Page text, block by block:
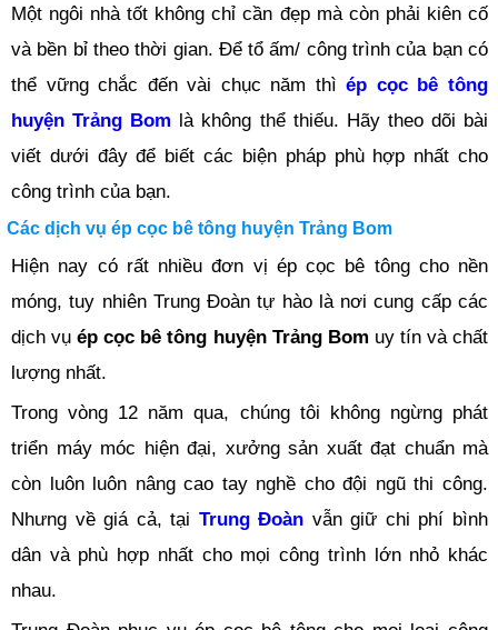
Một ngôi nhà tốt không chỉ cần đẹp mà còn phải kiên cố
và bền bỉ theo thời gian. Để tổ ấm/ công trình của bạn có
thể vững chắc đến vài chục năm thìép cọc bê tông
huyện Trảng Bom là không thể thiếu. Hãy theo dõi bài
viết dưới đây để biết các biện pháp phù hợp nhất cho
công trình của bạn.
Các dịch vụ ép cọc bê tông huyện Trảng Bom
Hiện nay có rất nhiều đơn vị ép cọc bê tông cho nền
móng, tuy nhiên Trung Đoàn tự hào là nơi cung cấp các
dịch vụép cọc bê tông huyện Trảng Bom uy tín và chất
lượng nhất.
Trong vòng 12 năm qua, chúng tôi không ngừng phát
triển máy móc hiện đại, xưởng sản xuất đạt chuẩn mà
còn luôn luôn nâng cao tay nghề cho đội ngũ thi công.
Nhưng về giá cả, tại Trung Đoàn vẫn giữ chi phí bình
dân và phù hợp nhất cho mọi công trình lớn nhỏ khác
nhau.